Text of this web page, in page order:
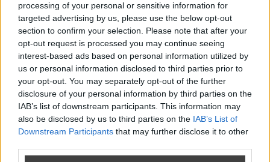
processing of your personal or sensitive information for
targeted advertising by us, please use the below opt-out
section to confirm your selection. Please note that after your
opt-out request is processed you may continue seeing
interest-based ads based on personal information utilized by
us or personal information disclosed to third parties prior to
your opt-out. You may separately opt-out of the further
disclosure of your personal information by third parties on the
IAB’s list of downstream participants. This information may
also be disclosed by us to third parties on the IAB’s List of
Downstream Participants that may further disclose it to other